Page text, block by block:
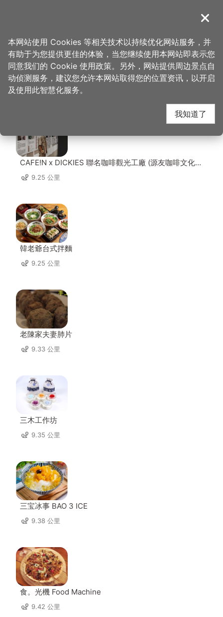
導覽
首页 > 想去的地方 > 美食、购物 > 阿枝蜂蜜
阿枝蜂蜜 周边店家
CAFE!N x DICKIES 聯名咖啡觀光工廠 (源友咖啡文化園
區) 9.25 公里
韓老爺台式拌麵
9.25 公里
老陳家夫妻肺片
9.33 公里
三木工作坊
9.35 公里
三宝冰事 BAO 3 ICE
9.38 公里
食。光機 Food Machine
9.42 公里
关闭
本网站使用 Cookies 等相关技术以持续优化网站服务，并
有助于为您提供更佳的体验，当您继续使用本网站即表示您
同意我们的 Cookie 使用政策。另外，网站提供周边景点自
动侦测服务，建议您允许本网站取得您的位置资讯，以开启
及使用此智慧化服务。
我知道了